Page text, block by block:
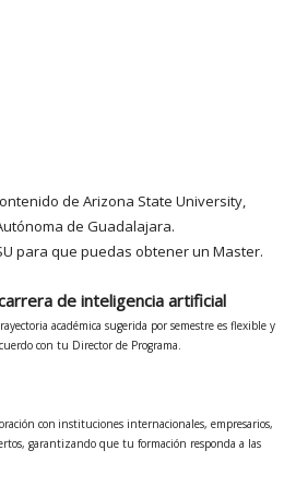
de Arizona State University,
de Guadalajara.
para que puedas obtener un Master.
de inteligencia artificial
académica sugerida por semestre es flexible y
con tu Director de Programa.
con instituciones internacionales, empresarios,
garantizando que tu formación responda a las